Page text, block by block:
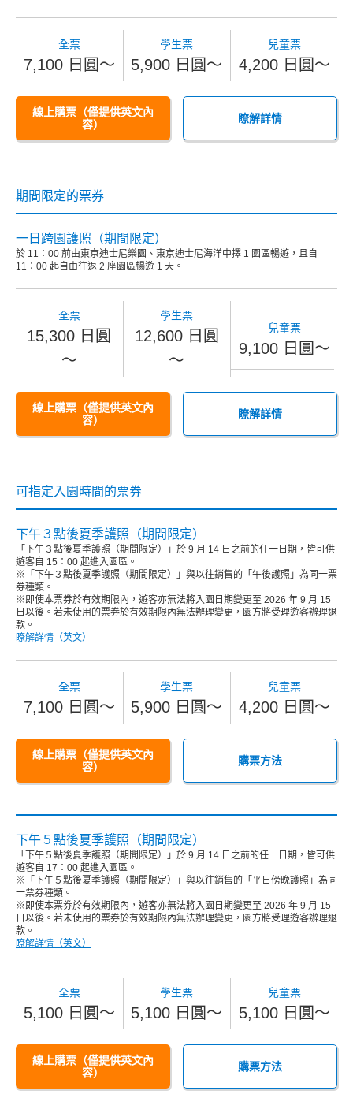
全票
7,100 日圓～
學生票
5,900 日圓～
兒童票
4,200 日圓～
線上購票（僅提供英文內
容）
瞭解詳情
期間限定的票券
一日跨園護照（期間限定）
於 11：00 前由東京迪士尼樂園、東京迪士尼海洋中擇 1 園區暢遊，且自
11：00 起自由往返 2 座園區暢遊 1 天。
全票
15,300 日圓
～
學生票
12,600 日圓
～
兒童票
9,100 日圓～
線上購票（僅提供英文內
容）
瞭解詳情
可指定入園時間的票券
下午３點後夏季護照（期間限定）
「下午３點後夏季護照（期間限定）」於 9 月 14 日之前的任一日期，皆可供
遊客自 15：00 起進入園區。
※「下午３點後夏季護照（期間限定）」與以往銷售的「午後護照」為同一票
券種類。
※即使本票券於有效期限內，遊客亦無法將入園日期變更至 2026 年 9 月 15
日以後。若未使用的票券於有效期限內無法辦理變更，園方將受理遊客辦理退
款。
瞭解詳情（英文）
全票
7,100 日圓～
學生票
5,900 日圓～
兒童票
4,200 日圓～
線上購票（僅提供英文內
容）
購票方法
下午５點後夏季護照（期間限定）
「下午５點後夏季護照（期間限定）」於 9 月 14 日之前的任一日期，皆可供
遊客自 17：00 起進入園區。
※「下午５點後夏季護照（期間限定）」與以往銷售的「平日傍晚護照」為同
一票券種類。
※即使本票券於有效期限內，遊客亦無法將入園日期變更至 2026 年 9 月 15
日以後。若未使用的票券於有效期限內無法辦理變更，園方將受理遊客辦理退
款。
瞭解詳情（英文）
全票
5,100 日圓～
學生票
5,100 日圓～
兒童票
5,100 日圓～
線上購票（僅提供英文內
容）
購票方法